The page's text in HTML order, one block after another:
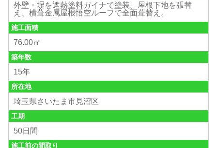
外壁・塀を遮熱塗料ガイナで塗装。屋根下地を張替
え、横葺金属屋根悟空ルーフで全面葺替え。
施工面積
76.00㎡
築年数
15年
所在地
埼玉県さいたま市見沼区
工期
50日間
施工前の間取り